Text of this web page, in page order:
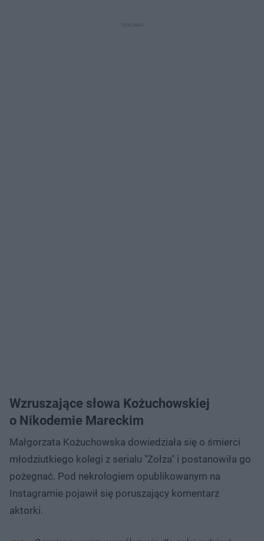
Wzruszające słowa Kożuchowskiej
o Nikodemie Mareckim
Małgorzata Kożuchowska dowiedziała się o śmierci
młodziutkiego kolegi z serialu "Zołza" i postanowiła go
pożegnać. Pod nekrologiem opublikowanym na
Instagramie pojawił się poruszający komentarz
aktorki.